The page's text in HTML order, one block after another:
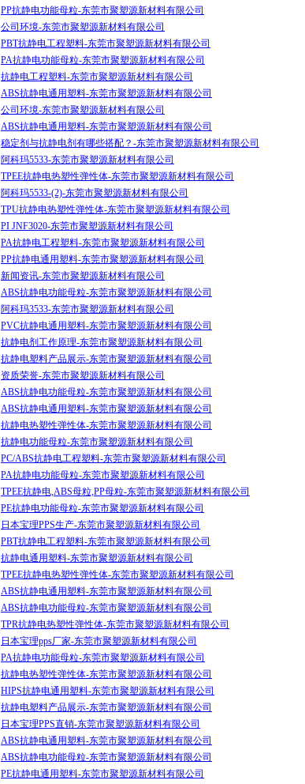
PP抗静电功能母粒-东莞市聚塑源新材料有限公司
公司环境-东莞市聚塑源新材料有限公司
PBT抗静电工程塑料-东莞市聚塑源新材料有限公司
PA抗静电功能母粒-东莞市聚塑源新材料有限公司
抗静电工程塑料-东莞市聚塑源新材料有限公司
ABS抗静电通用塑料-东莞市聚塑源新材料有限公司
公司环境-东莞市聚塑源新材料有限公司
ABS抗静电通用塑料-东莞市聚塑源新材料有限公司
稳定剂与抗静电剂有哪些搭配？-东莞市聚塑源新材料有限公司
阿科玛5533-东莞市聚塑源新材料有限公司
TPEE抗静电热塑性弹性体-东莞市聚塑源新材料有限公司
阿科玛5533-(2)-东莞市聚塑源新材料有限公司
TPU抗静电热塑性弹性体-东莞市聚塑源新材料有限公司
PI JNF3020-东莞市聚塑源新材料有限公司
PA抗静电工程塑料-东莞市聚塑源新材料有限公司
PP抗静电通用塑料-东莞市聚塑源新材料有限公司
新闻资讯-东莞市聚塑源新材料有限公司
ABS抗静电功能母粒-东莞市聚塑源新材料有限公司
阿科玛3533-东莞市聚塑源新材料有限公司
PVC抗静电通用塑料-东莞市聚塑源新材料有限公司
抗静电剂工作原理-东莞市聚塑源新材料有限公司
抗静电塑料产品展示-东莞市聚塑源新材料有限公司
资质荣誉-东莞市聚塑源新材料有限公司
ABS抗静电功能母粒-东莞市聚塑源新材料有限公司
ABS抗静电通用塑料-东莞市聚塑源新材料有限公司
抗静电热塑性弹性体-东莞市聚塑源新材料有限公司
抗静电功能母粒-东莞市聚塑源新材料有限公司
PC/ABS抗静电工程塑料-东莞市聚塑源新材料有限公司
PA抗静电功能母粒-东莞市聚塑源新材料有限公司
TPEE抗静电,ABS母粒,PP母粒-东莞市聚塑源新材料有限公司
PE抗静电功能母粒-东莞市聚塑源新材料有限公司
日本宝理PPS生产-东莞市聚塑源新材料有限公司
PBT抗静电工程塑料-东莞市聚塑源新材料有限公司
抗静电通用塑料-东莞市聚塑源新材料有限公司
TPEE抗静电热塑性弹性体-东莞市聚塑源新材料有限公司
ABS抗静电通用塑料-东莞市聚塑源新材料有限公司
ABS抗静电功能母粒-东莞市聚塑源新材料有限公司
TPR抗静电热塑性弹性体-东莞市聚塑源新材料有限公司
日本宝理pps厂家-东莞市聚塑源新材料有限公司
PA抗静电功能母粒-东莞市聚塑源新材料有限公司
抗静电热塑性弹性体-东莞市聚塑源新材料有限公司
HIPS抗静电通用塑料-东莞市聚塑源新材料有限公司
抗静电塑料产品展示-东莞市聚塑源新材料有限公司
日本宝理PPS直销-东莞市聚塑源新材料有限公司
ABS抗静电通用塑料-东莞市聚塑源新材料有限公司
ABS抗静电功能母粒-东莞市聚塑源新材料有限公司
PE抗静电通用塑料-东莞市聚塑源新材料有限公司